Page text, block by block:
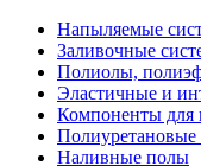
Напыляемые
Заливочные
Полиолы,
Эластичные и
Компоненты для
Полиуретановые
Наливные полы